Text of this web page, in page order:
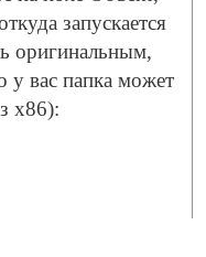
запускается
оригинальным,
у вас папка может
x86):